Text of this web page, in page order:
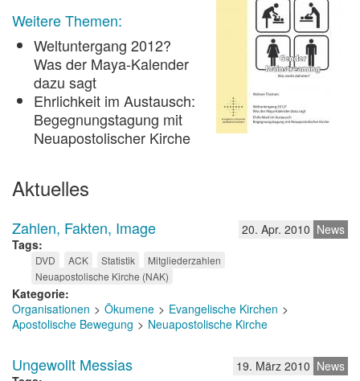
Weitere Themen:
Weltuntergang 2012?
Was der Maya-Kalender
dazu sagt
Ehrlichkeit im Austausch:
Begegnungstagung mit
Neuapostolischer Kirche
Aktuelles
News
20. Apr. 2010
Zahlen, Fakten, Image
Tags
DVD ACK Statistik
Mitgliederzahlen
Neuapostolische Kirche (NAK)
Kategorie
Organisationen
Ökumene
Evangelische Kirchen
Apostolische Bewegung
Neuapostolische Kirche
News
19. März 2010
Ungewollt Messias